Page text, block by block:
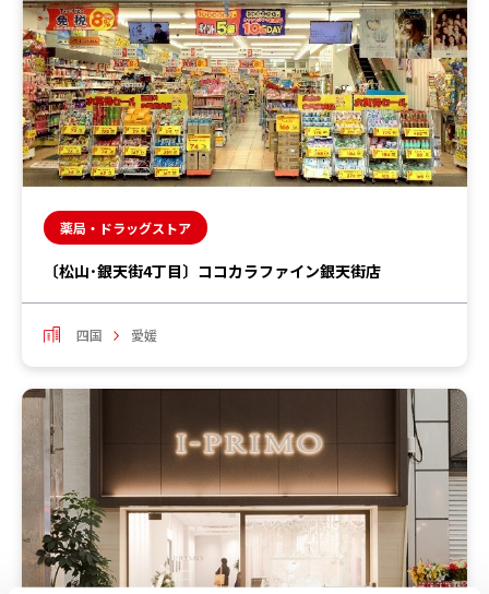
薬局・ドラッグストア
〔松山･銀天街4丁目〕ココカラファイン銀天街店
四国 愛媛